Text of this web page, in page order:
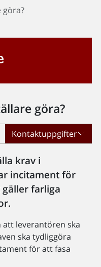
göra?
göra?
Kontaktuppgifter
krav i
incitament för
farliga
leverantören ska
ska tydliggöra
för att fasa